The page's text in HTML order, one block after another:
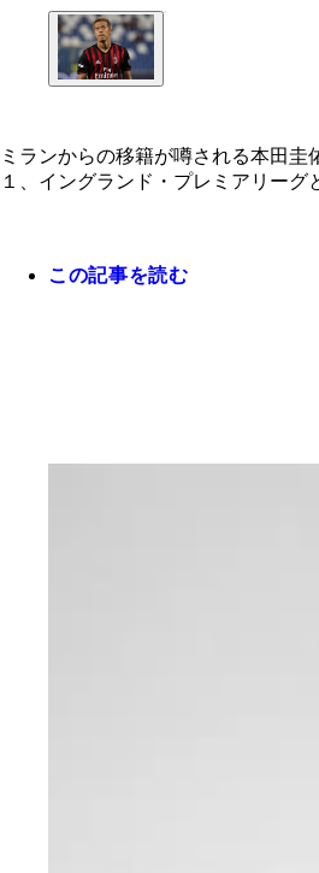
ミランからの移籍が噂される本田
１、イングランド・プレミアリーグ
この記事を読む